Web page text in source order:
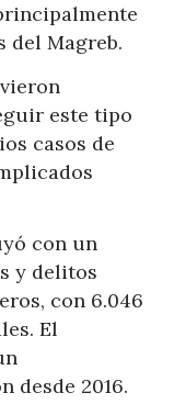
del Magreb.
este tipo
casos de
con un
y delitos
con 6.046
El
desde 2016.